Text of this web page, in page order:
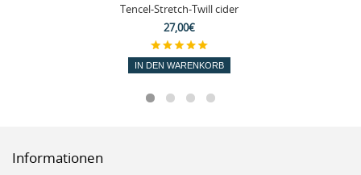
Tencel-Stretch-Twill cider
27,00€
IN DEN WARENKORB
Informationen